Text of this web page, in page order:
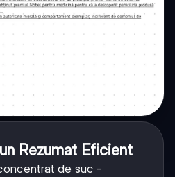
Rezumat Eficient
de suc -